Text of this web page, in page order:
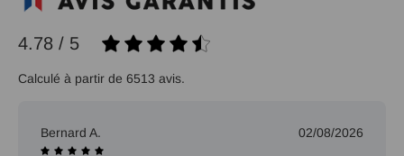
4.78 / 5
Calculé à partir de 6513 avis.
Bernard A. 02/08/2026